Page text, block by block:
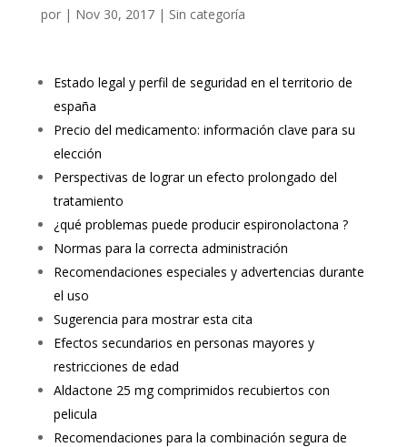
por | Nov 30, 2017| Sin categoría
Estado legal y perfil de seguridad en el territorio de
españa
Precio del medicamento: información clave para su
elección
Perspectivas de lograr un efecto prolongado del
tratamiento
¿qué problemas puede producir espironolactona ?
Normas para la correcta administración
Recomendaciones especiales y advertencias durante
el uso
Sugerencia para mostrar esta cita
Efectos secundarios en personas mayores y
restricciones de edad
Aldactone 25 mg comprimidos recubiertos con
pelicula
Recomendaciones para la combinación segura de